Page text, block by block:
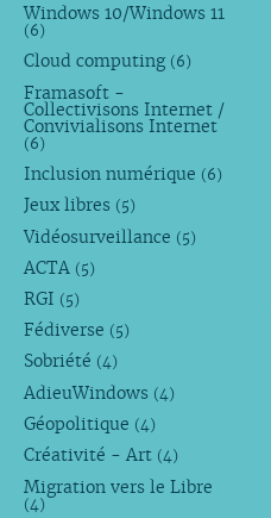
Windows 10/Windows 11
(6)
Cloud computing (6)
Framasoft -
Collectivisons Internet /
Convivialisons Internet
(6)
Inclusion numérique (6)
Jeux libres (5)
Vidéosurveillance (5)
ACTA (5)
RGI (5)
Fédiverse (5)
Sobriété (4)
AdieuWindows (4)
Géopolitique (4)
Créativité - Art (4)
Migration vers le Libre
(4)